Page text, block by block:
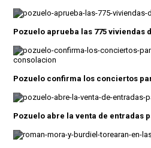
Pozuelo aprueba las 775 viviendas
Pozuelo confirma los conciertos
Pozuelo abre la venta de entradas